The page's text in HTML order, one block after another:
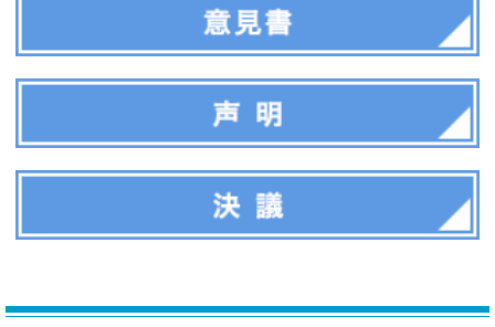
団通信
出版物